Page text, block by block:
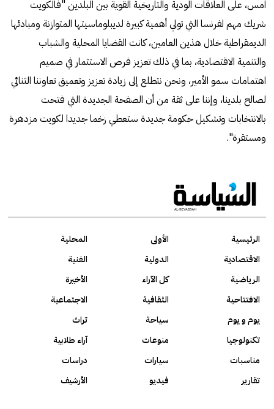
امس، على العلاقات الودية والتاريخية القوية بين البلدين "فالكويت
شريك مهم لفرنسا التي تولي أهمية كبيرة لديبلوماسيتها المتوازنة ومبادئها
الديمقراطية خلال هذين العامين، كانت القضايا المحلية والشباب
والتنمية الاقتصادية، بما في ذلك تعزيز فرص الاستثمار في صميم
اهتمامات سمو الأمير، ونحن نتطلع إلى زيادة تعزيز وتعميق تعاوننا الثنائي
لصالح بلدينا، وإننا على ثقة من أن الصفحة الجديدة التي فتحت
بالانتخابات وتشكيل حكومة جديدة ستعطي زخما جديدا لكويت مزدهرة
ومستقرة".
الرئيسية الأولى
المحلية
الاقتصادية
الدولية
الفنية
الرياضية
كل الآراء
الأخيرة
الافتتاحية
الثقافية
الاجتماعية
يوم و يوم
سياحة
تراث
تكنولوجيا
منوعات
آراء طلابية
مناسبات
سيارات
دراسات
تقارير
فيديو الأرشيف